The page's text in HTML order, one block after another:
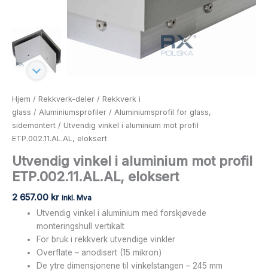
Hjem / Rekkverk-deler / Rekkverk i
glass / Aluminiumsprofiler / Aluminiumsprofil for glass,
sidemontert / Utvendig vinkel i aluminium mot profil
ETP.002.11.AL.AL, eloksert
Utvendig vinkel i aluminium mot profil
ETP.002.11.AL.AL, eloksert
2 657.00 kr inkl. Mva
Utvendig vinkel i aluminium med forskjøvede
monteringshull vertikalt
For bruk i rekkverk utvendige vinkler
Overflate – anodisert (15 mikron)
De ytre dimensjonene til vinkelstangen – 245 mm